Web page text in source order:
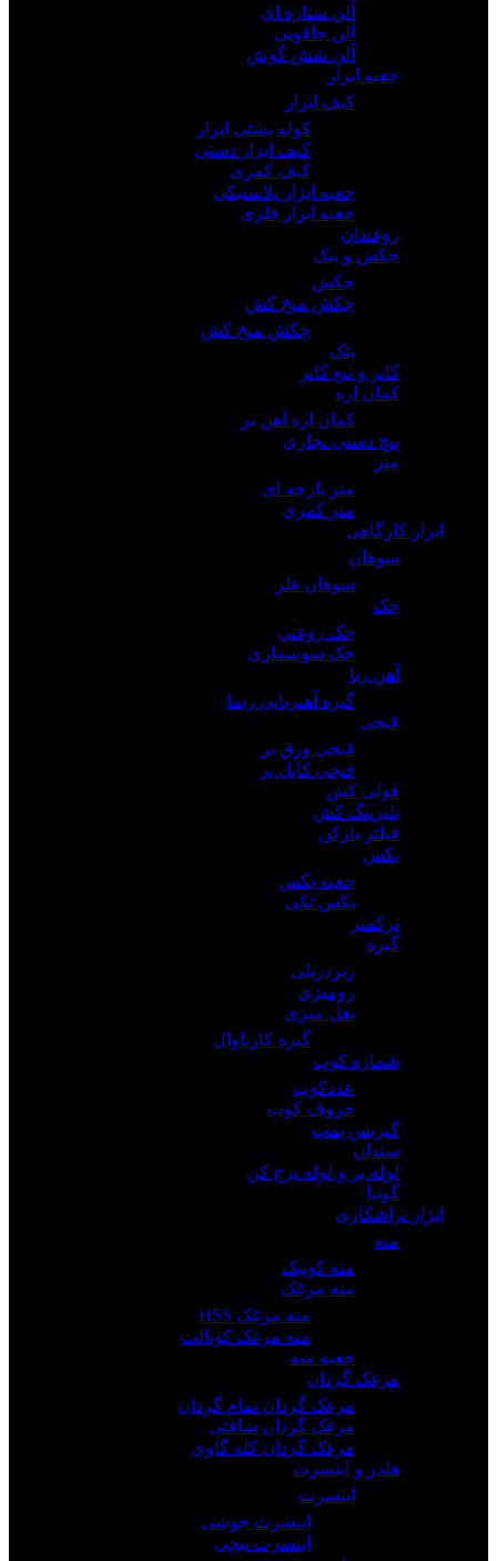
آلن ستاره ای
آلن چاقویی
آلن شش گوش
جعبه ابزار
کیف ابزار
کوله پشتی ابزار
کیف ابزار دستی
کیف کمری
جعبه ابزار پلاستیکی
جعبه ابزار فلزی
روغندان
چکش و پتک
چکش
چکش میخ کش
چکش میخ کش
پتک
کاتر و تیغ کاتر
کمان اره
کمان اره آهن بر
پیچ دستی نجاری
متر
متر پارچه ای
متر کمری
ابزار کارگاهی
سوهان
سوهان فلز
جک
جک روغنی
جک سوسماری
آهن ربا
گیره آهنربایی ریما
قیچی
قیچی ورق بر
قیچی کابل بر
فولی کش
بلبرینگ کش
فیلتر بازکن
بکس
جعبه بکس
بکس تکی
ترکمتر
گیره
زیردریلی
رومیزی
بغل میزی
گیره کارناوال
شماره کوب
عددکوب
حروف کوب
گیریس پمپ
سندان
لوله بر و لوله پرچ کن
گونیا
ابزار تراشکاری
مته
مته کونیک
مته مرغک
مته مرغک HSS
مته مرغک کوبالت
جعبه مته
مرغک گردان
مرغک گردان تمام گردان
مرغک گردان شافتی
مرغک گردان کله گاوی
هلدر و اینسرت
اینسرت
اینسرت جوشی
اینسرت پیچی